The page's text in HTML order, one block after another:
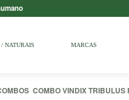
NATURAIS MARCAS
COMBO VINDIX TRIBULUS